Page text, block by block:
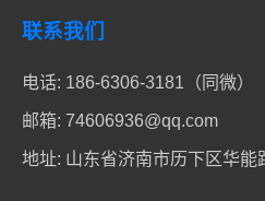
联系我们
电话: 186-6306-3181（同微）
邮箱: 74606936@qq.com
地址: 山东省济南市历下区华